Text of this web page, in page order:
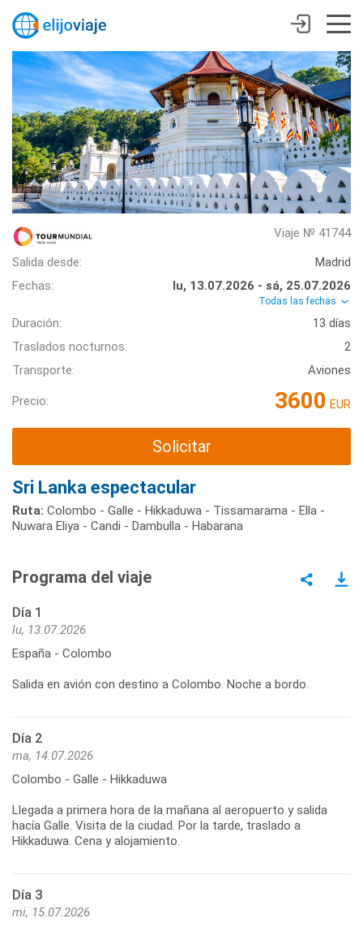
Viaje № 41744
Salida desde:
Madrid
Fechas:
lu, 13.07.2026 - sá, 25.07.2026
Todas las fechas
Duración:
13 días
Traslados nocturnos:
2
Transporte:
Aviones
Precio: 3600 EUR
Solicitar
Sri Lanka espectacular
Ruta: Colombo - Galle - Hikkaduwa - Tissamarama - Ella -
Nuwara Eliya - Candi - Dambulla - Habarana
Programa del viaje
Día 1
lu, 13.07.2026
España - Colombo
Salida en avión con destino a Colombo. Noche a bordo.
Día 2
ma, 14.07.2026
Colombo - Galle - Hikkaduwa
Llegada a primera hora de la mañana al aeropuerto y salida
hacía Galle. Visita de la ciudad. Por la tarde, traslado a
Día 3
mi, 15.07.2026